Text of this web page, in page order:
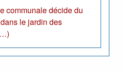
communale décide du
le jardin des